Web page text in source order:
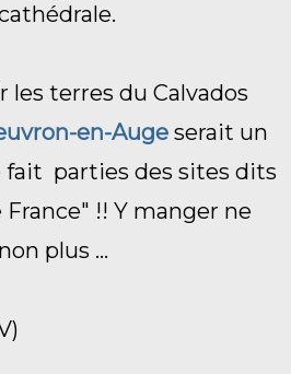
les terres du Calvados
en-Auge serait un
fait parties des sites dits
!! Y manger ne
plus ...